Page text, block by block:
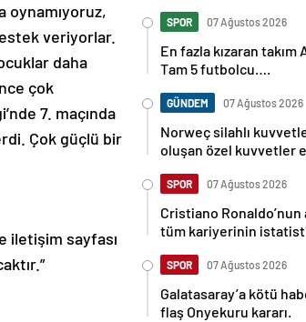
oynamıyoruz,
veriyorlar.
daha
çok
7. maçında
Çok güçlü bir
iletişim sayfası
SPOR 07 Ağustos 2026
En fazla kızaran
Tam 5 futbolcu….
GÜNDEM 07 Ağustos 2026
Norweç silahlı
oluşan özel kuvvetler
SPOR 07 Ağustos 2026
Cristiano Ronaldo’nun
tüm kariyerinin
SPOR 07 Ağustos 2026
Galatasaray’a kötü
flaş Onyekuru kararı.